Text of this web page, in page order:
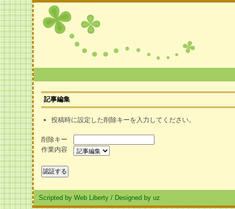
記事編集
投稿時に設定した削除キーを入力してください。
削除キー
作業内容
Scripted by Web Liberty / Designed by uz